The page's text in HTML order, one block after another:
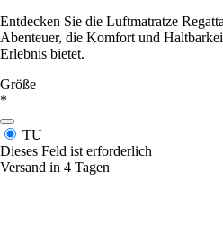
Entdecken Sie die Luftmatratze
Abenteuer, die Komfort und
Erlebnis bietet.
Größe
*
TU
Dieses Feld ist erforderlich
Versand in 4 Tagen